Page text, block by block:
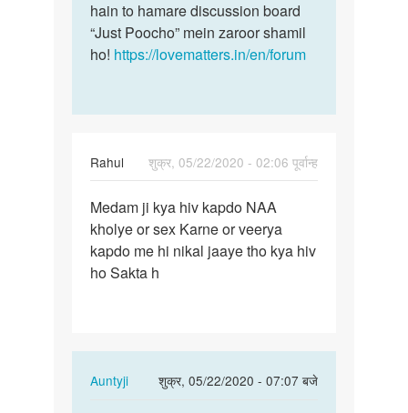
hain to hamare discussion board
“Just Poocho” mein zaroor shamil
ho! https://lovematters.in/en/forum
Rahul
शुक्र, 05/22/2020 - 02:06 पूर्वान्ह
Medam
ji
kya
hiv
Medam ji kya hiv kapdo NAA
kholye or sex Karne or veerya
kapdo me hi nikal jaaye tho kya hiv
ho Sakta h
Auntyji
शुक्र, 05/22/2020 - 07:07 बजे
In